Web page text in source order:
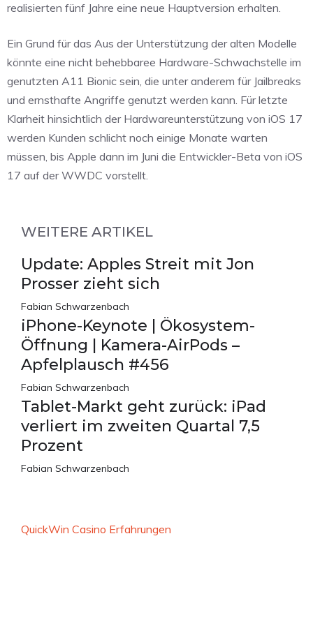
realisierten fünf Jahre eine neue Hauptversion erhalten.
Ein Grund für das Aus der Unterstützung der alten Modelle
könnte eine nicht behebbaree Hardware-Schwachstelle im
genutzten A11 Bionic sein, die unter anderem für Jailbreaks
und ernsthafte Angriffe genutzt werden kann. Für letzte
Klarheit hinsichtlich der Hardwareunterstützung von iOS 17
werden Kunden schlicht noch einige Monate warten
müssen, bis Apple dann im Juni die Entwickler-Beta von iOS
17 auf der WWDC vorstellt.
WEITERE ARTIKEL
Update: Apples Streit mit Jon
Prosser zieht sich
Fabian Schwarzenbach
iPhone-Keynote | Ökosystem-
Öffnung | Kamera-AirPods –
Apfelplausch #456
Fabian Schwarzenbach
Tablet-Markt geht zurück: iPad
verliert im zweiten Quartal 7,5
Prozent
Fabian Schwarzenbach
QuickWin Casino Erfahrungen